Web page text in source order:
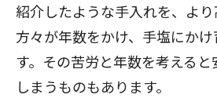
紹介したような手入れを、よ
方々が年数をかけ、手塩にか
す。その苦労と年数を考える
しまうものもあります。